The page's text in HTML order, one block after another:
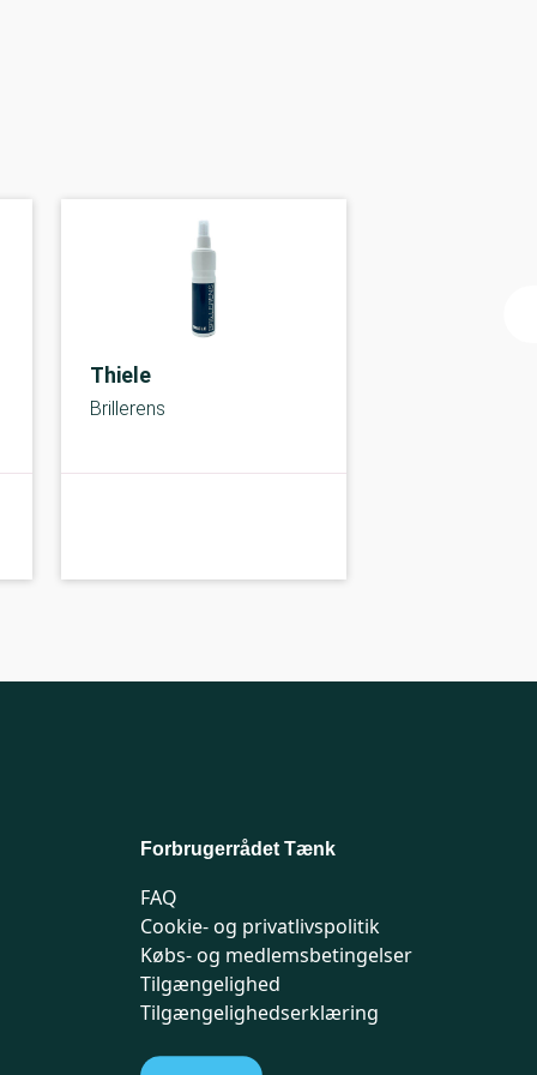
Thiele
Brillerens
Forbrugerrådet Tænk
FAQ
Cookie- og privatlivspolitik
Købs- og medlemsbetingelser
Tilgængelighed
Tilgængelighedserklæring